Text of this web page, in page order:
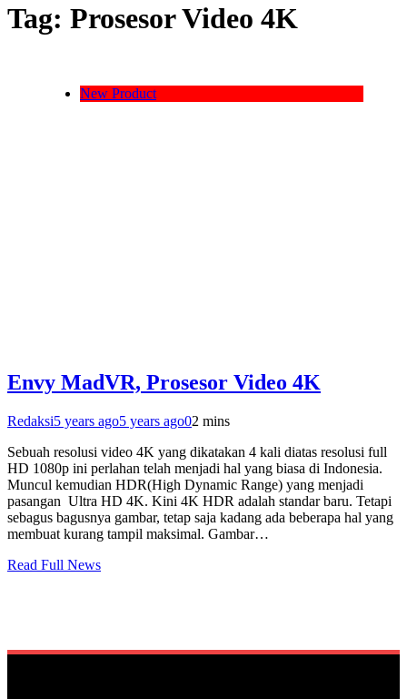
Tag: Prosesor Video 4K
New Product
Envy MadVR, Prosesor Video 4K
Redaksi5 years ago5 years ago02 mins
Sebuah resolusi video 4K yang dikatakan 4 kali diatas resolusi full
HD 1080p ini perlahan telah menjadi hal yang biasa di Indonesia.
Muncul kemudian HDR(High Dynamic Range) yang menjadi
pasangan Ultra HD 4K. Kini 4K HDR adalah standar baru. Tetapi
sebagus bagusnya gambar, tetap saja kadang ada beberapa hal yang
membuat kurang tampil maksimal. Gambar…
Read Full News